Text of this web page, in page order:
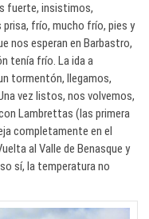
fuerte, insistimos,
frío, mucho frío, pies y
nos esperan en Barbastro,
tenía frío. La ida a
tormentón, llegamos,
vez listos, nos volvemos,
Lambrettas (las primera
completamente en el
al Valle de Benasque y
sí, la temperatura no